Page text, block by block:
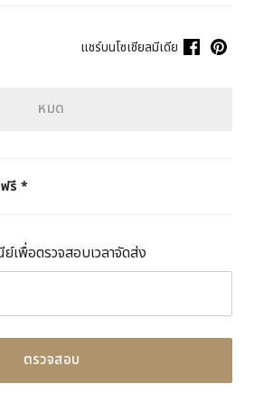
แชร์บนโซเชียลมีเดีย
หมด
รี *
พื่อตรวจสอบเวลาจัดส่ง
ตรวจสอบ